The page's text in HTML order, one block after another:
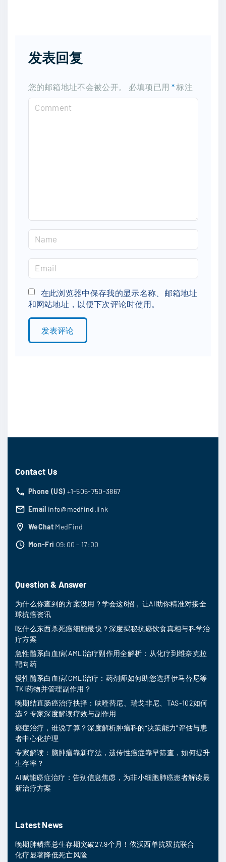
发表回复
您的邮箱地址不会被公开。 必填项已用 *标注
a
e
*
m
a
i
l
在此浏览器中保存我的显示名称、邮箱地址
和网站地址，以便下次评论时使用。
Contact Us
Phone (US) +1-505-750-3867
Email info@medfind.link
WeChat MedFind
Mon-Fri 09:00 - 17:00
Question & Answer
为什么你查到的方案没用？学会这6招，让AI助你精准对接全
球抗癌资讯
吃什么东西杀死癌细胞最快？深度揭秘抗癌饮食真相与科学治
疗方案
急性髓系白血病(AML)治疗副作用全解析：从化疗到维奈克拉
靶向药
慢性髓系白血病(CML)治疗：药剂师如何助您选择伊马替尼等
TKI药物并管理副作用？
晚期结直肠癌治疗抉择：呋喹替尼、瑞戈非尼、TAS-102如何
选？专家深度解读疗效与副作用
癌症治疗，谁说了算？深度解析肿瘤科的“决策能力”评估与患
者中心化护理
专家解读：脑肿瘤靠新疗法，遗传性癌症靠早筛查，如何提升
生存率？
AI赋能癌症治疗：告别信息焦虑，为非小细胞肺癌患者解读最
新治疗方案
Latest News
晚期肺鳞癌总生存期突破27.9个月！依沃西单抗双抗联合
化疗显著降低死亡风险